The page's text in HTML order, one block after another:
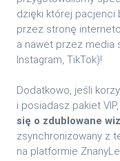
dzięki której pacjenci
przez stronę
a nawet przez media
Instagram, TikTok)!
Dodatkowo, jeśli
i posiadasz pakiet
się o zdublowane
zsynchronizowany z
na platformie